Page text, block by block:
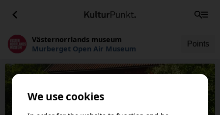
Västernorrlands museum
Murberget Open Air Museum
Points